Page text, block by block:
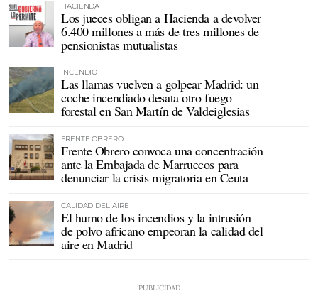
HACIENDA
Los jueces obligan a Hacienda a devolver
6.400 millones a más de tres millones de
pensionistas mutualistas
INCENDIO
Las llamas vuelven a golpear Madrid: un
coche incendiado desata otro fuego
forestal en San Martín de Valdeiglesias
FRENTE OBRERO
Frente Obrero convoca una concentración
ante la Embajada de Marruecos para
denunciar la crisis migratoria en Ceuta
CALIDAD DEL AIRE
El humo de los incendios y la intrusión
de polvo africano empeoran la calidad del
aire en Madrid